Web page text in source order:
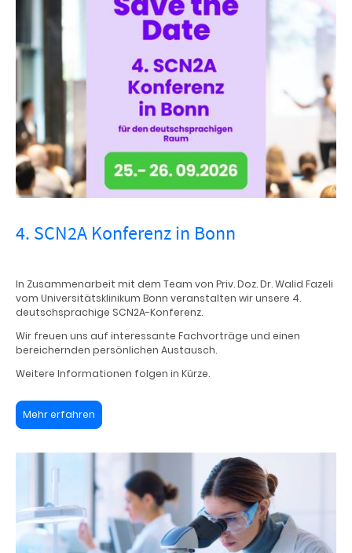
4. SCN2A Konferenz in Bonn
In Zusammenarbeit mit dem Team von Priv. Doz. Dr. Walid Fazeli
vom Universitätsklinikum Bonn veranstalten wir unsere 4.
deutschsprachige SCN2A-Konferenz.
Wir freuen uns auf interessante Fachvorträge und einen
bereichernden persönlichen Austausch.
Weitere Informationen folgen in Kürze.
Mehr erfahren